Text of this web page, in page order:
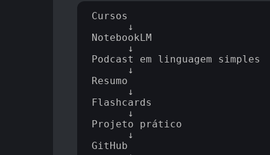
Cursos
NotebookLM
Podcast em linguagem simples
Resumo
Flashcards
Projeto prático
GitHub